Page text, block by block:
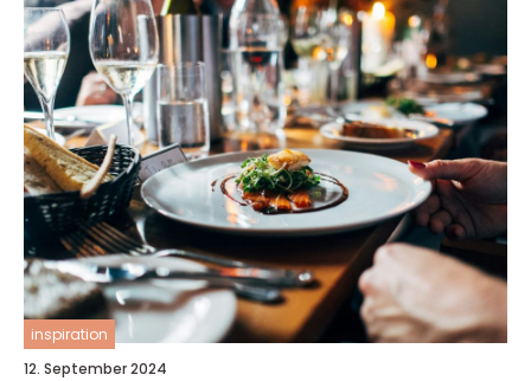
inspiration
12. September 2024